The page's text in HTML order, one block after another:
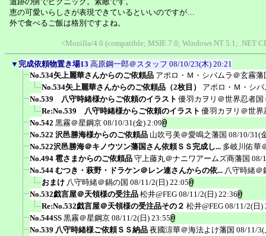
恵の可愛いらしさが表現できているといいのですが…
外で食べるご飯は格別ですよね。
<Mozilla/4.0 (compatible; MSIE 7.0; Windows NT 5.1; .NET
▼ 完成依頼物置き場13 高原鋼一郎＠スタッフ 08/10/23(木) 20:21
No.534矢上麗華さんからのご依頼品 アポロ・Ｍ・シバムラ＠玄霧藩
No.534矢上麗華さんからのご依頼品（2枚目）
アポロ・Ｍ・シ
No.539 八守時緒様からご依頼のイラスト 優羽カヲリ＠世界忍者国
Re:No.539 八守時緒様からご依頼のイラスト 優羽カヲリ＠世界
No.542 黒霧＠星鋼京 08/10/31(金) 2:09
No.522 沢邑勝海様からのご依頼品 山吹弓美＠愛鳴之藩国 08/10/31(
No.522沢邑勝海＠キノウツン藩国さん依頼ＳＳ完成し... 多岐川佑華
No.494 雹さまからのご依頼品 守上藤丸＠ナニワアームズ商藩国 08/
No.544 むつき・萩野・ドラケン＠レン連さんからの依... 八守時緒＠
おまけ 八守時緒＠鍋の国 08/11/2(日) 22:05
No.532戯言屋＠天領様の受注品 松井@FEG 08/11/2(日) 22:36
Re:No.532戯言屋＠天領様の受注品その２ 松井@FEG 08/11/2(日)
No.544SS 黒霧＠星鋼京 08/11/2(日) 23:55
No.539 八守時緒様ご依頼ＳＳ納品 夜國涼華＠海法よけ藩国 08/11/3(